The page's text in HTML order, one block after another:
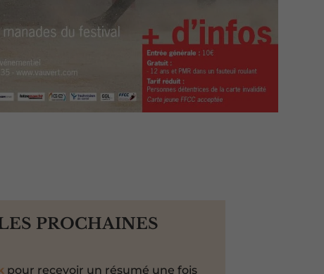
PROCHAINES
pour recevoir un résumé une fois